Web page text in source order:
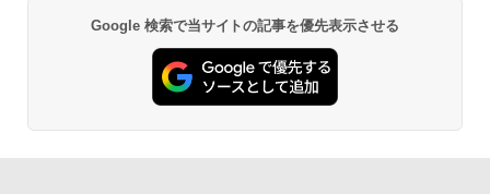
Google 検索で当サイトの記事を優先表示させる